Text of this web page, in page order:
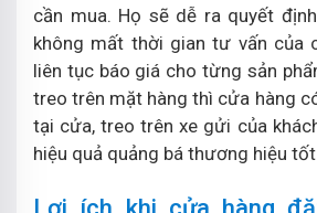
cần mua. Họ sẽ dễ ra quyết
không mất thời gian tư vấn của
liên tục báo giá cho từng sản
treo trên mặt hàng thì cửa hàng
tại cửa, treo trên xe gửi của
hiệu quả quảng bá thương hiệu